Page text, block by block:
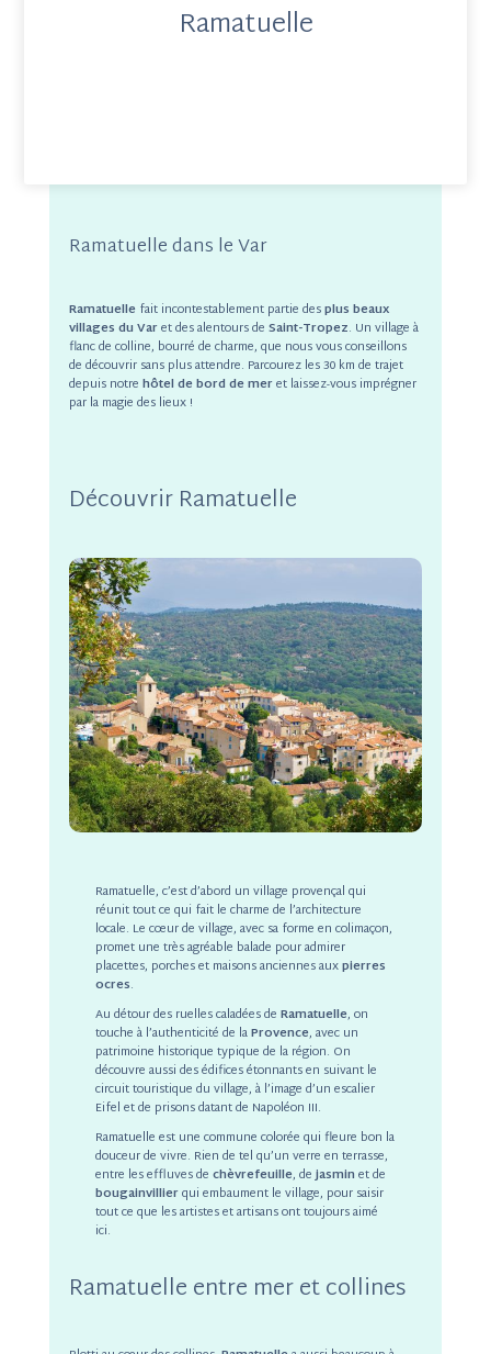
Ramatuelle
Ramatuelle dans le Var
Ramatuelle fait incontestablement partie desplus beaux
villages du Varet des alentours de Saint-Tropez. Un village à
flanc de colline, bourré de charme, que nous vous conseillons
de découvrir sans plus attendre. Parcourez les 30 km de trajet
depuis notre hôtel de bord de meret laissez-vous imprégner
par la magie des lieux !
Découvrir Ramatuelle
Ramatuelle, c’est d’abord un village provençal qui
réunit tout ce qui fait le charme de l’architecture
locale. Le cœur de village, avec sa forme en colimaçon,
promet une très agréable balade pour admirer
placettes, porches et maisons anciennes auxpierres
ocres.
Au détour des ruelles caladées de Ramatuelle, on
touche à l’authenticité de laProvence, avec un
patrimoine historique typique de la région. On
découvre aussi des édifices étonnants en suivant le
circuit touristique du village, à l’image d’un escalier
Eifel et de prisons datant de Napoléon III.
Ramatuelle est une commune colorée qui fleure bon la
douceur de vivre. Rien de tel qu’un verre en terrasse,
entre les effluves de chèvrefeuille, dejasmin et de
bougainvillierqui embaument le village, pour saisir
tout ce que les artistes et artisans ont toujours aimé
ici.
Ramatuelle entre mer et collines